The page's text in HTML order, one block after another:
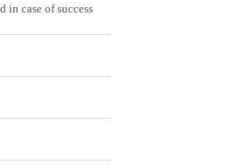
in case of success